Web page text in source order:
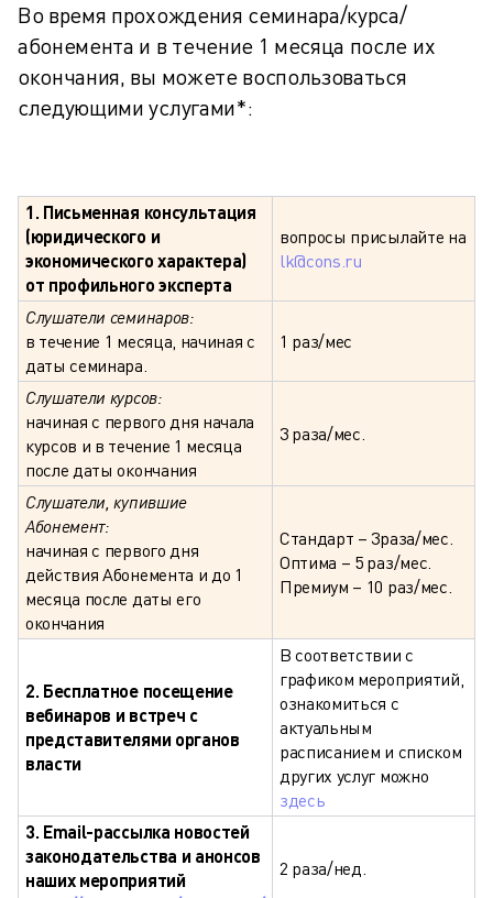
Во время прохождения семинара/курса/
абонемента и в течение 1 месяца после их
окончания, вы можете воспользоваться
следующими услугами*:
1. Письменная консультация
(юридического и
экономического характера)
от профильного эксперта
вопросы присылайте на
lk@cons.ru
Слушатели семинаров:
в течение 1 месяца, начиная с
даты семинара.
1 раз/мес
Слушатели курсов:
начиная с первого дня начала
курсов и в течение 1 месяца
после даты окончания
3 раза/мес.
Слушатели, купившие
Абонемент:
начиная с первого дня
действия Абонемента и до 1
месяца после даты его
окончания
Стандарт – 3раза/мес.
Оптима – 5 раз/мес.
Премиум – 10 раз/мес.
2. Бесплатное посещение
вебинаров и встреч с
представителями органов
власти
В соответствии с
графиком мероприятий,
ознакомиться с
актуальным
расписанием и списком
других услуг можно
здесь
3. Email-рассылка новостей
законодательства и анонсов
наших мероприятий
2 раза/нед.